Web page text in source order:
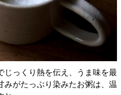
じっくり熱を伝え、うま味を最
みがたっぷり染みたお粥は、温